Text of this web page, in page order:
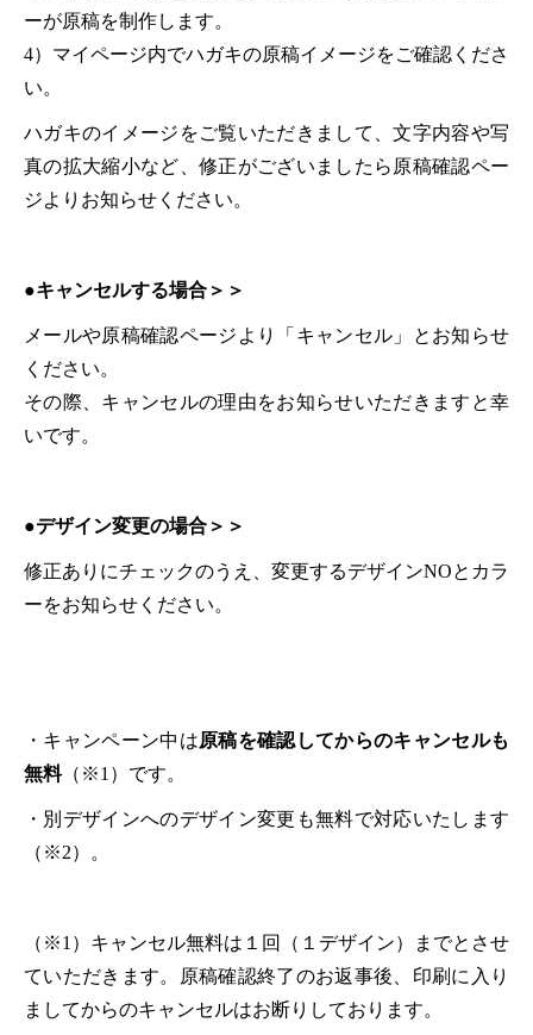
ーが原稿を制作します。
4）マイページ内でハガキの原稿イメージをご確認くださ
い。
ハガキのイメージをご覧いただきまして、文字内容や写
真の拡大縮小など、修正がございましたら原稿確認ペー
ジよりお知らせください。
●キャンセルする場合＞＞
メールや原稿確認ページより「キャンセル」とお知らせ
ください。
その際、キャンセルの理由をお知らせいただきますと幸
いです。
●デザイン変更の場合＞＞
修正ありにチェックのうえ、変更するデザインNOとカラ
ーをお知らせください。
・キャンペーン中は原稿を確認してからのキャンセルも
無料（※1）です。
・別デザインへのデザイン変更も無料で対応いたします
（※2）。
（※1）キャンセル無料は１回（１デザイン）までとさせ
ていただきます。原稿確認終了のお返事後、印刷に入り
ましてからのキャンセルはお断りしております。